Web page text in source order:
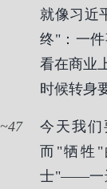
就像习近
终"：一
看在商业
时候转身
47
今天我们
而"牺牲"
士"——一